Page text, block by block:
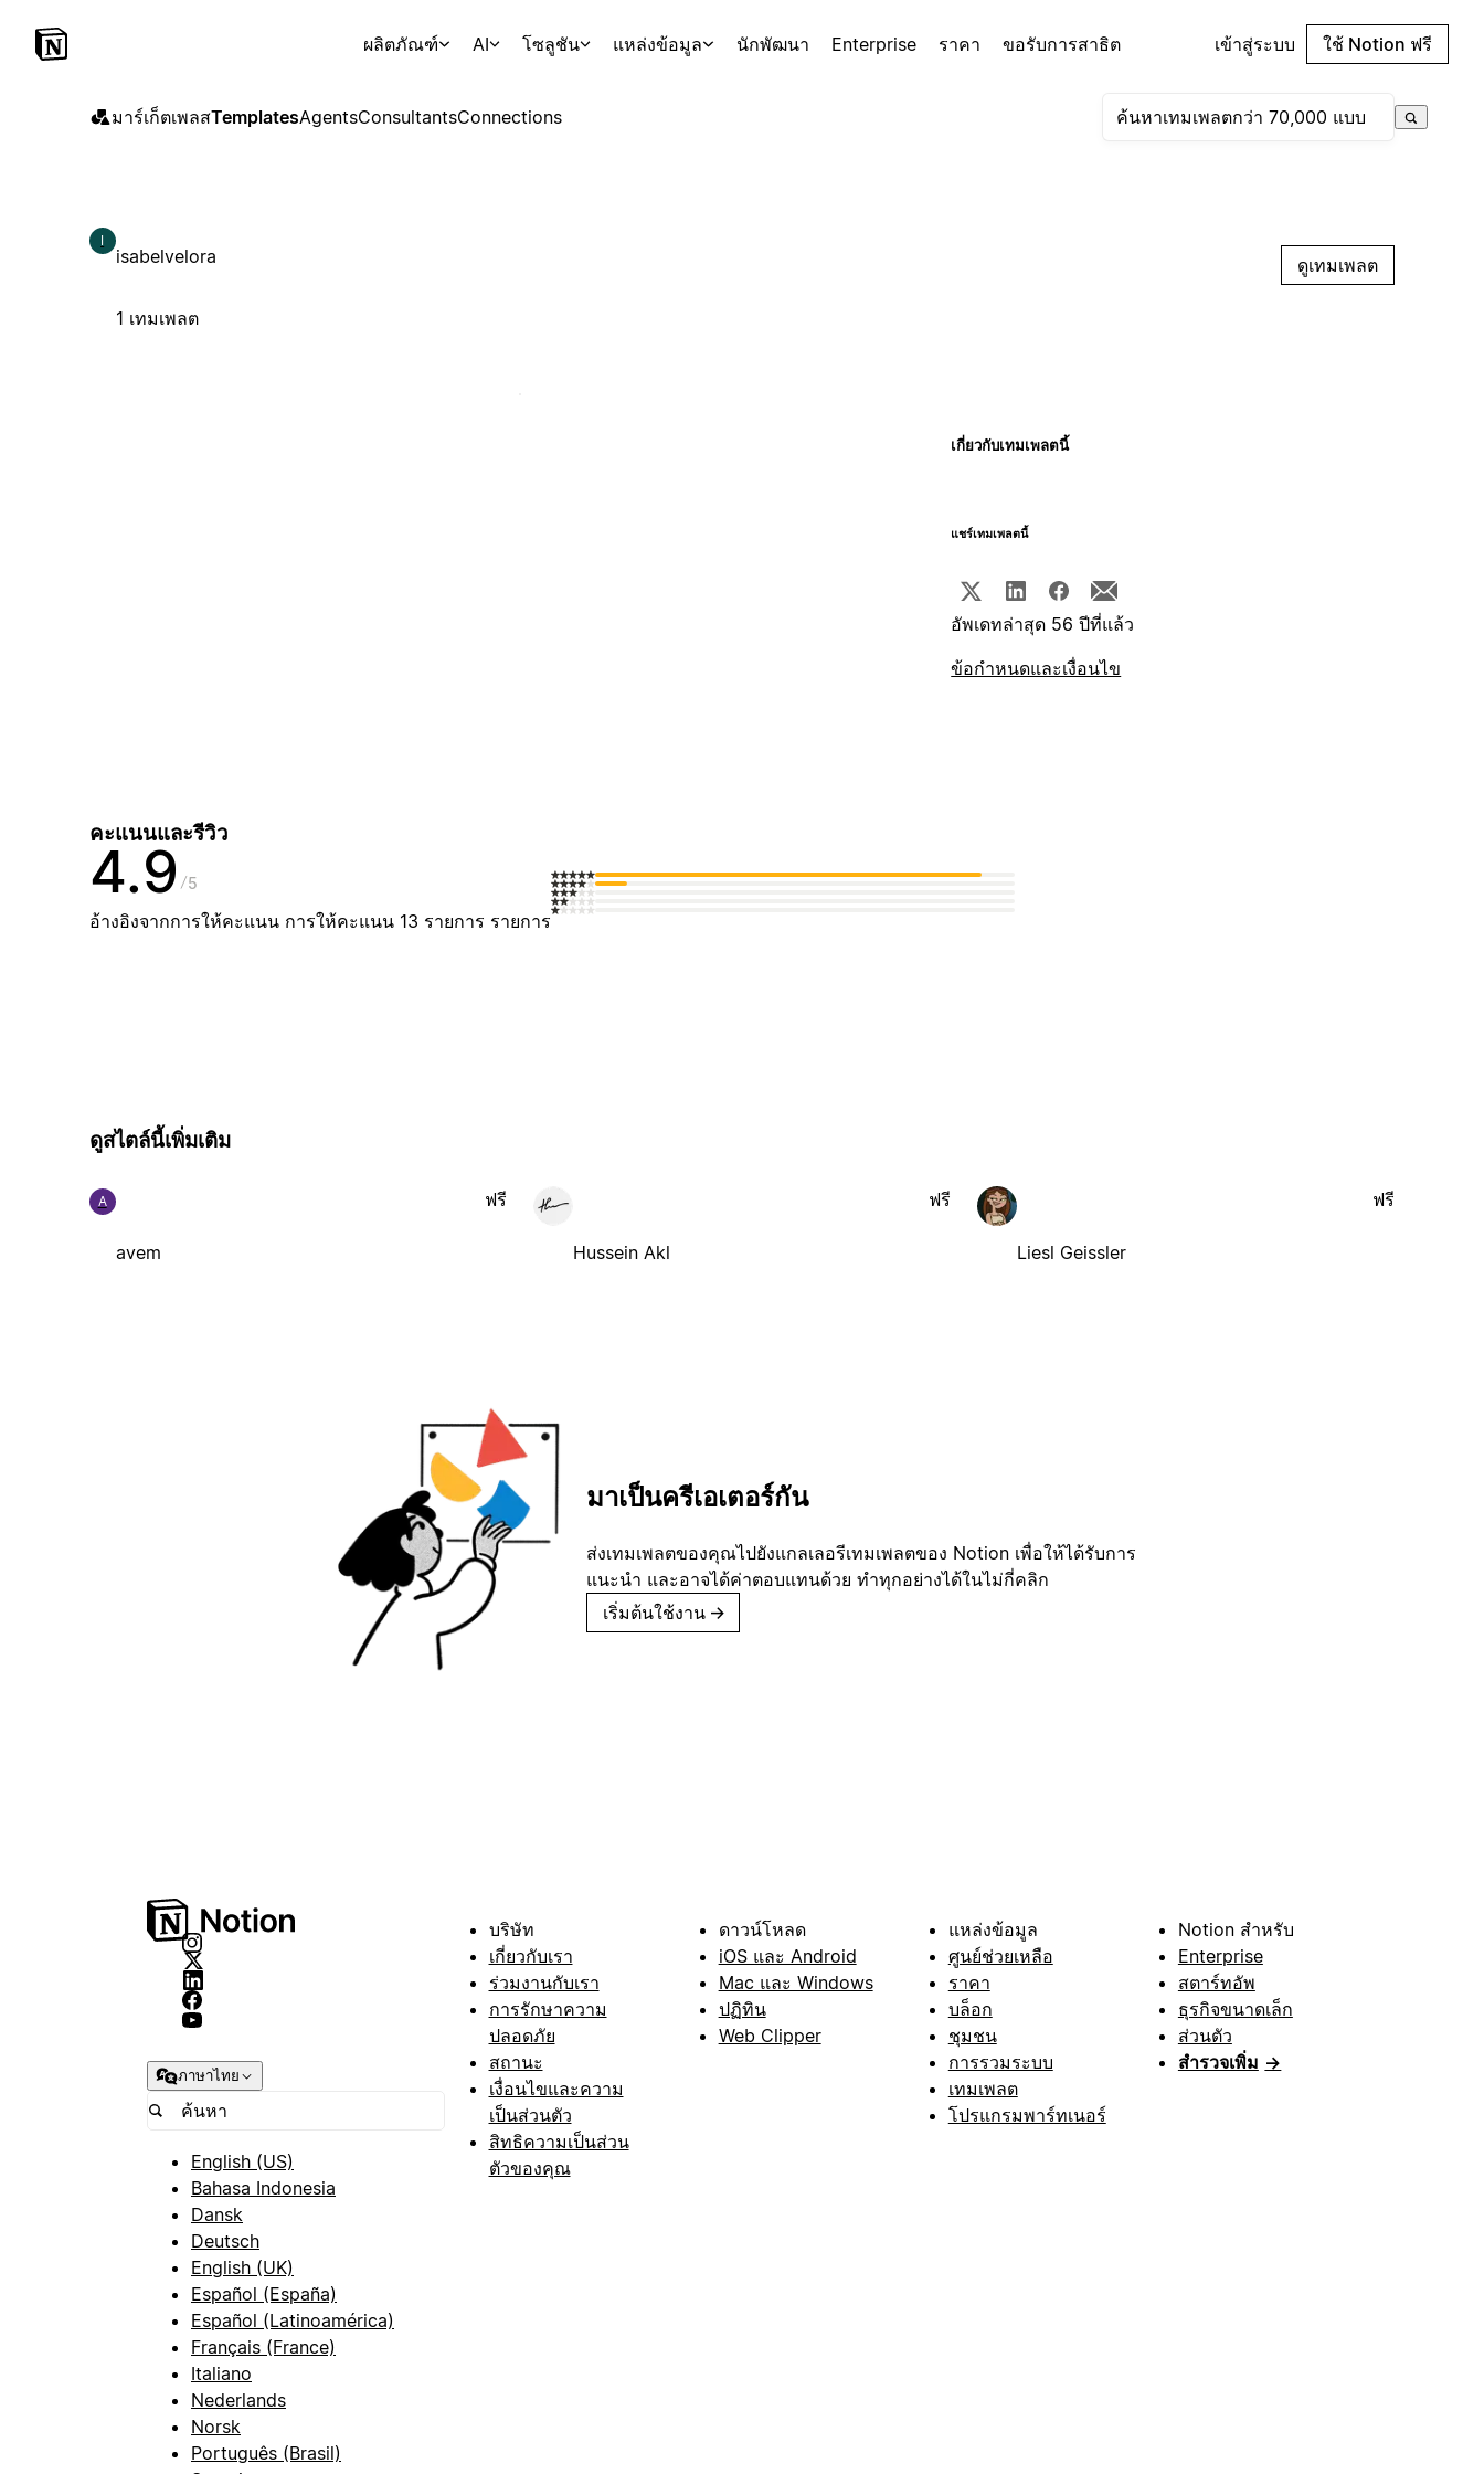
ผลิตภัณฑ์ AI โซลูชัน แหล่งข้อมูล นักพัฒนา Enterprise ราคา ขอรับการสาธิต เข้าสู่ระบบ ใช้ Notion ฟรี
มาร์เก็ตเพลสTemplatesAgentsConsultantsConnections
I
isabelvelora
1 เทมเพลต
ดูเทมเพลต
เกี่ยวกับเทมเพลตนี้
แชร์เทมเพลตนี้
อัพเดทล่าสุด 56 ปีที่แล้ว
ข้อกำหนดและเงื่อนไข
คะแนนและรีวิว
4.9 5
อ้างอิงจากการให้คะแนน การให้คะแนน 13 รายการ รายการ
ดูสไตล์นี้เพิ่มเติม
A
avem
ฟรี
Hussein Akl
ฟรี
Liesl Geissler
ฟรี
มาเป็นครีเอเตอร์กัน
ส่งเทมเพลตของคุณไปยังแกลเลอรีเทมเพลตของ Notion เพื่อให้ได้รับการ
แนะนำ และอาจได้ค่าตอบแทนด้วย ทำทุกอย่างได้ในไม่กี่คลิก
เริ่มต้นใช้งาน →
ภาษาไทย
English (US)
Bahasa Indonesia
Dansk
Deutsch
English (UK)
Español (España)
Español (Latinoamérica)
Français (France)
Italiano
Nederlands
Norsk
Português (Brasil)
บริษัท
เกี่ยวกับเรา
ร่วมงานกับเรา
การรักษาความ
ปลอดภัย
สถานะ
เงื่อนไขและความ
เป็นส่วนตัว
สิทธิความเป็นส่วน
ตัวของคุณ
ดาวน์โหลด
iOS และ Android
Mac และ Windows
ปฏิทิน
Web Clipper
แหล่งข้อมูล
ศูนย์ช่วยเหลือ
ราคา
บล็อก
ชุมชน
การรวมระบบ
เทมเพลต
โปรแกรมพาร์ทเนอร์
Notion สำหรับ
Enterprise
สตาร์ทอัพ
ธุรกิจขนาดเล็ก
ส่วนตัว
สำรวจเพิ่ม →